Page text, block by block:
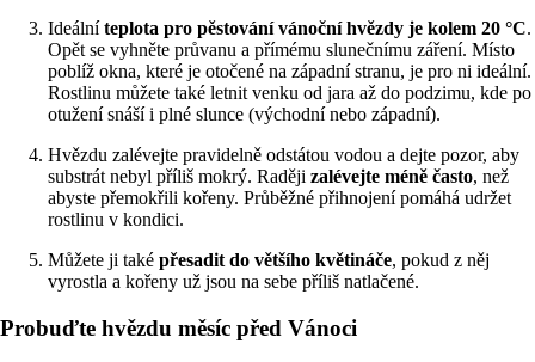
Ideálníteplota pro pěstování vánoční hvězdy je kolem 20 °C.
Opět se vyhněte průvanu a přímému slunečnímu záření. Místo
poblíž okna, které je otočené na západní stranu, je pro ni ideální.
Rostlinu můžete také letnit venku od jara až do podzimu, kde po
otužení snáší i plné slunce (východní nebo západní).
Hvězdu zalévejte pravidelně odstátou vodou a dejte pozor, aby
substrát nebyl příliš mokrý. Raději zalévejte méně často, než
abyste přemokřili kořeny. Průběžné přihnojení pomáhá udržet
rostlinu v kondici.
Můžete ji také přesadit do většího květináče, pokud z něj
vyrostla a kořeny už jsou na sebe příliš natlačené.
Probuďte hvězdu měsíc před Vánoci